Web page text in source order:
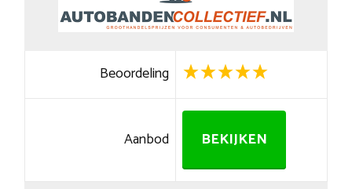
Beoordeling
Aanbod BEKIJKEN